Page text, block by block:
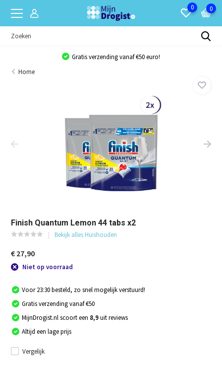
0 0
Gratis verzending vanaf €50 euro!
Home
Finish Quantum Lemon 44 tabs x2
Bekijk alles Huishouden
€ 27,90
Niet op voorraad
Voor 23:30 besteld, zo snel mogelijk verstuurd!
Gratis verzending vanaf €50
MijnDrogist.nl scoort een 8,9uit reviews
Altijd een lage prijs
Vergelijk